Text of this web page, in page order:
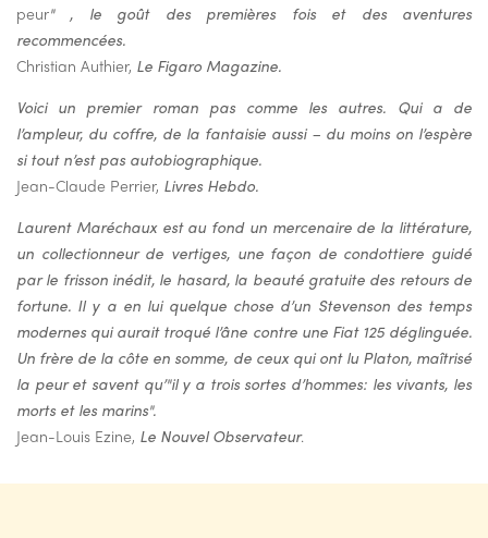
peur" , le goût des premières fois et des aventures
recommencées.
Christian Authier, Le Figaro Magazine.
Voici un premier roman pas comme les autres. Qui a de
l’ampleur, du coffre, de la fantaisie aussi – du moins on l’espère
si tout n’est pas autobiographique.
Jean-Claude Perrier, Livres Hebdo.
Laurent Maréchaux est au fond un mercenaire de la littérature,
un collectionneur de vertiges, une façon de condottiere guidé
par le frisson inédit, le hasard, la beauté gratuite des retours de
fortune. Il y a en lui quelque chose d’un Stevenson des temps
modernes qui aurait troqué l’âne contre une Fiat 125 déglinguée.
Un frère de la côte en somme, de ceux qui ont lu Platon, maîtrisé
la peur et savent qu’"il y a trois sortes d’hommes: les vivants, les
morts et les marins".
Jean-Louis Ezine, Le Nouvel Observateur.